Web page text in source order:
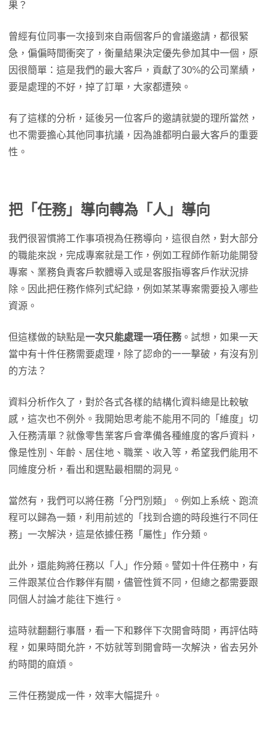
果？
曾經有位同事一次接到來自兩個客戶的會議邀請，都很緊
急，偏偏時間衝突了，衡量結果決定優先參加其中一個，原
因很簡單：這是我們的最大客戶，貢獻了30%的公司業績，
要是處理的不好，掉了訂單，大家都遭殃。
有了這樣的分析，延後另一位客戶的邀請就變的理所當然，
也不需要擔心其他同事抗議，因為誰都明白最大客戶的重要
性。
把「任務」導向轉為「人」導向
我們很習慣將工作事項視為任務導向，這很自然，對大部分
的職能來說，完成專案就是工作，例如工程師作新功能開發
專案、業務負責客戶軟體導入或是客服指導客戶作狀況排
除。因此把任務作條列式紀錄，例如某某專案需要投入哪些
資源。
但這樣做的缺點是一次只能處理一項任務 。試想，如果一天
當中有十件任務需要處理，除了認命的一一擊破，有沒有別
的方法？
資料分析作久了，對於各式各樣的結構化資料總是比較敏
感，這次也不例外。我開始思考能不能用不同的「維度」切
入任務清單？就像零售業客戶會準備各種維度的客戶資料，
像是性別、年齡、居住地、職業、收入等，希望我們能用不
同維度分析，看出和選點最相關的洞見。
當然有，我們可以將任務「分門別類」。例如上系統、跑流
程可以歸為一類，利用前述的「找到合適的時段進行不同任
務」一次解決，這是依據任務「屬性」作分類。
此外，還能夠將任務以「人」作分類。譬如十件任務中，有
三件跟某位合作夥伴有關，儘管性質不同，但總之都需要跟
同個人討論才能往下進行。
這時就翻翻行事曆，看一下和夥伴下次開會時間，再評估時
程，如果時間允許，不妨就等到開會時一次解決，省去另外
約時間的麻煩。
三件任務變成一件，效率大幅提升。